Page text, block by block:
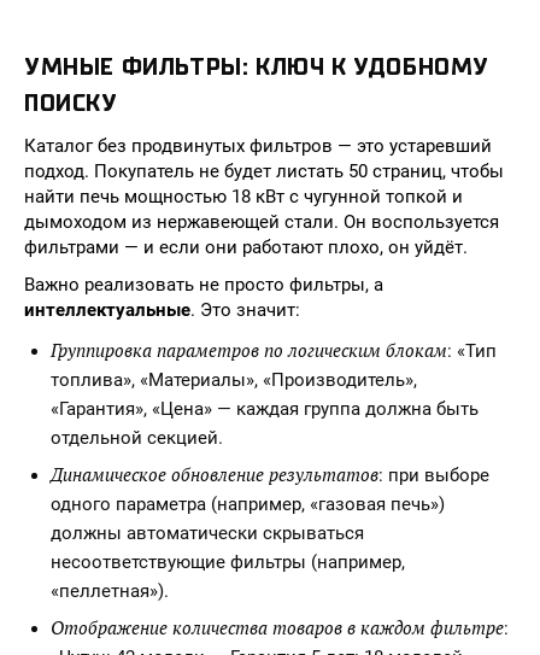
УМНЫЕ ФИЛЬТРЫ: КЛЮЧ К УДОБНОМУ
ПОИСКУ
Каталог без продвинутых фильтров — это устаревший
подход. Покупатель не будет листать 50 страниц, чтобы
найти печь мощностью 18 кВт с чугунной топкой и
дымоходом из нержавеющей стали. Он воспользуется
фильтрами — и если они работают плохо, он уйдёт.
Важно реализовать не просто фильтры, а
интеллектуальные. Это значит:
Группировка параметров по логическим блокам: «Тип
топлива», «Материалы», «Производитель»,
«Гарантия», «Цена» — каждая группа должна быть
отдельной секцией.
Динамическое обновление результатов: при выборе
одного параметра (например, «газовая печь»)
должны автоматически скрываться
несоответствующие фильтры (например,
«пеллетная»).
Отображение количества товаров в каждом фильтре: